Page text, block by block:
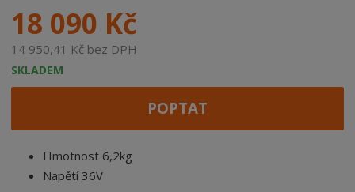
18 090 Kč
14 950,41 Kč bez DPH
SKLADEM
POPTAT
Hmotnost 6,2kg
Napětí 36V